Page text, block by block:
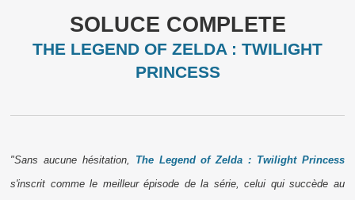
SOLUCE COMPLETE
THE LEGEND OF ZELDA : TWILIGHT
PRINCESS
"Sans aucune hésitation, The Legend of Zelda : Twilight Princess
s'inscrit comme le meilleur épisode de la série, celui qui succède au